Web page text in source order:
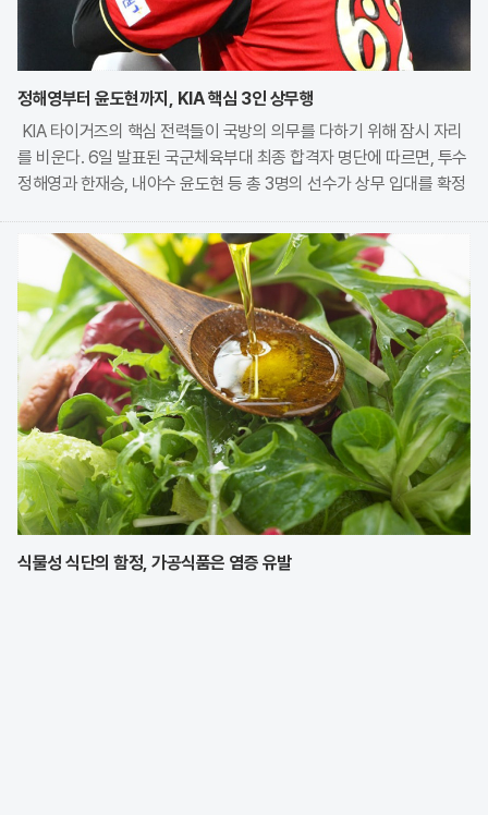
정해영부터 윤도현까지, KIA 핵심 3인 상무행
KIA 타이거즈의 핵심 전력들이 국방의 의무를 다하기 위해 잠시 자리
를 비운다. 6일 발표된 국군체육부대 최종 합격자 명단에 따르면, 투수
정해영과 한재승, 내야수 윤도현 등 총 3명의 선수가 상무 입대를 확정
을 보였으나, 최종적으로 구단과
식물성 식단의 함정, 가공식품은 염증 유발